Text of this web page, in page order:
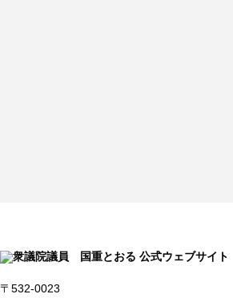
〒532-0023